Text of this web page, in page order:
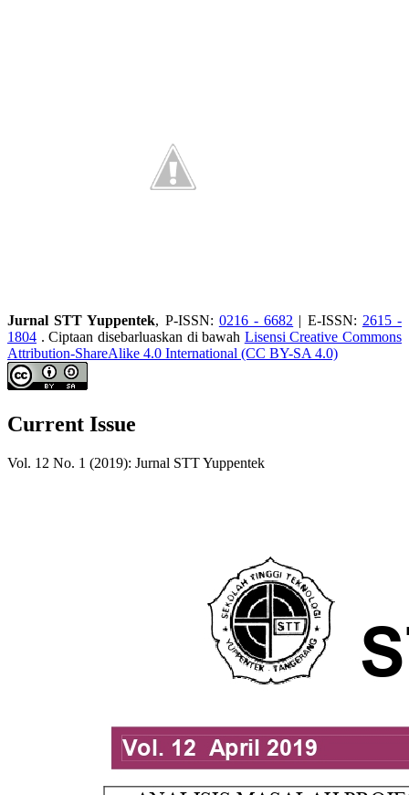
Jurnal STT Yuppentek, P-ISSN: 0216 - 6682 | E-ISSN: 2615 -
1804 . Ciptaan disebarluaskan di bawah Lisensi Creative Commons
Attribution-ShareAlike 4.0 International (CC BY-SA 4.0)
Current Issue
Vol. 12 No. 1 (2019): Jurnal STT Yuppentek